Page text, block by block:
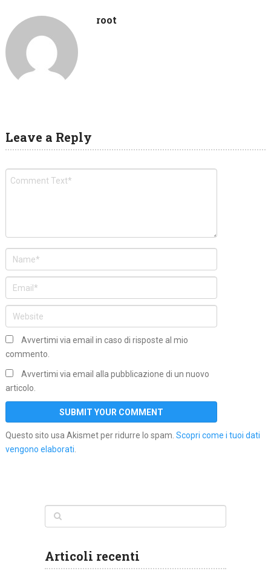
root
Leave a Reply
Avvertimi via email in caso di risposte al mio
commento.
Avvertimi via email alla pubblicazione di un nuovo
articolo.
Questo sito usa Akismet per ridurre lo spam. Scopri come i tuoi dati
vengono elaborati.
Articoli recenti